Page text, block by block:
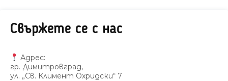
Свържете се с нас
Адрес:
гр. Димитровград,
ул. „Св. Климент Охридски“ 7